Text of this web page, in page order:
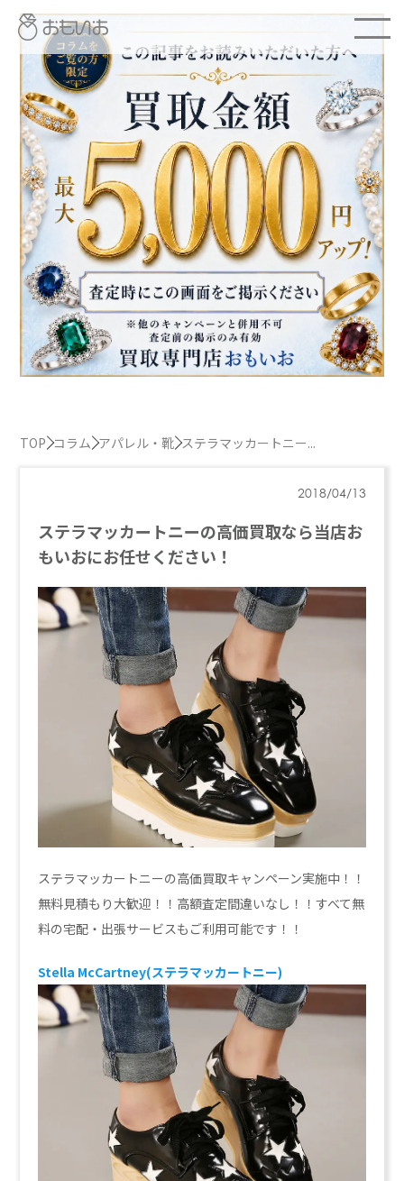
TOP コラム アパレル・靴 ステラマッカートニー...
2018/04/13
ステラマッカートニーの高価買取なら当店お
もいおにお任せください！
ステラマッカートニーの高価買取キャンペーン実施中！！
無料見積もり大歓迎！！高額査定間違いなし！！すべて無
料の宅配・出張サービスもご利用可能です！！
Stella McCartney(ステラマッカートニー)